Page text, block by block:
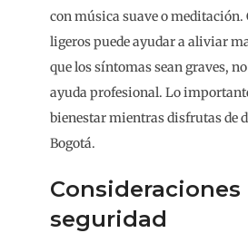
con música suave o
ligeros puede ayudar a aliviar
que los síntomas sean graves,
ayuda profesional. Lo
bienestar mientras disfrutas de
Bogotá.
Consideraciones
seguridad